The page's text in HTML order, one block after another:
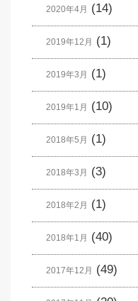
2020年4月 (14)
2019年12月 (1)
2019年3月 (1)
2019年1月 (10)
2018年5月 (1)
2018年3月 (3)
2018年2月 (1)
2018年1月 (40)
2017年12月 (49)